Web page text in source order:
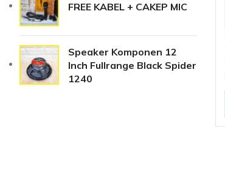
FREE KABEL + CAKEP MIC
Speaker Komponen 12
Inch Fullrange Black Spider
1240